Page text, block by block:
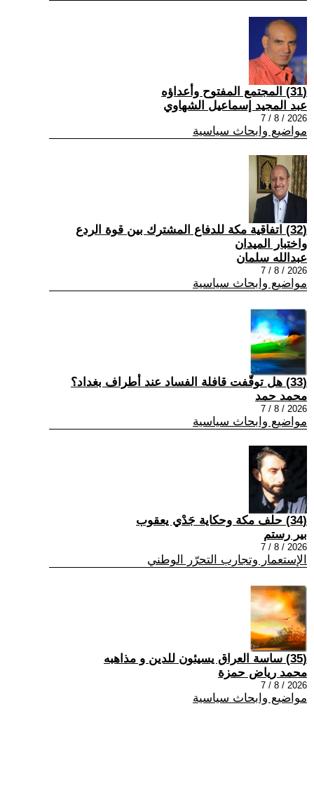
(31) المجتمع المفتوح وأعداؤه
عبد المجيد إسماعيل الشهاوي
2026 / 8 / 7
مواضيع وابحاث سياسية
(32) اتفاقية مكة للدفاع المشترك بين قوة الردع
واختبار الميدان
عبدالله سلمان
2026 / 8 / 7
مواضيع وابحاث سياسية
(33) هل توقّفت قافلة الفساد عند أطراف بغداد؟
محمد حمد
2026 / 8 / 7
مواضيع وابحاث سياسية
(34) حلف مكة وحكاية جَدْي يعقوب
بير رستم
2026 / 8 / 7
الإستعمار وتجارب التحرّر الوطني
(35) ساسة العراق يسيئون للدين و مذاهبه
محمد رياض حمزة
2026 / 8 / 7
مواضيع وابحاث سياسية